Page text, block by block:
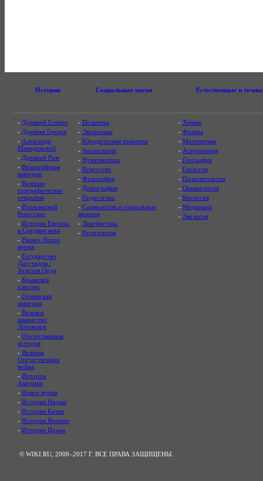
История Социальные науки Естественные и
- Древний Египет
- Древняя Греция
- Александр
Македонский
- Древний Рим
- Византийская
империя
- Великие
географические
открытия
- Итальянский
Ренессанс
- История Европы
в Средние века
- Раннее Новое
время
- Государство
Джучидов /
Золотая Орда
- Крымское
ханство
- Османская
империя
- Великое
княжество
Литовское
- Отечественная
история
- Великая
Отечественная
война
- История
Америки
- Новое время
- История Индии
- История Китая
- История Японии
- История Ирана
- Политика
- Экономика
- Юридическая практика
- Археология
- Нумизматика
- Искусство
- Философия
- Демография
- Педагогика
- Социология и социальные
явления
- Лингвистика
- Психология
- Химия
- Физика
- Математика
- Астрономия
- География
- Геология
- Палеонтология
- Океанология
- Биология
- Медицина
- Экология
© WIKI.RU, 2008–2017 Г. ВСЕ ПРАВА ЗАЩИЩЕНЫ.